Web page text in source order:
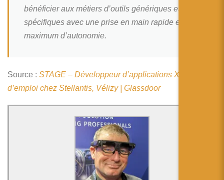
简体中文
日本語
bénéficier aux métiers d’outils génériques et/ou
spécifiques avec une prise en main rapide et un
maximum d’autonomie.
Source : STAGE – Développeur d’applications XR : offre
d’emploi chez Stellantis, Vélizy | Glassdoor